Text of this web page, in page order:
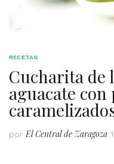
RECETAS
Cucharita de
aguacate
porEl Central de Zaragoza